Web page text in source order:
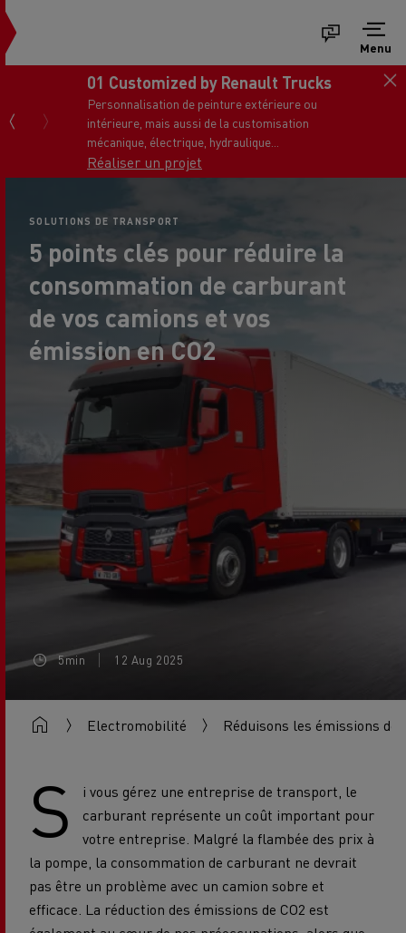
Menu
01 Customized by Renault Trucks
Personnalisation de peinture extérieure ou
intérieure, mais aussi de la customisation
mécanique, électrique, hydraulique...
Réaliser un projet
SOLUTIONS DE TRANSPORT
5 points clés pour réduire la
consommation de carburant
de vos camions et vos
émission en CO2
5min 12 Aug 2025
Electromobilité Réduisons les émissions de
S
i vous gérez une entreprise de transport, le
carburant représente un coût important pour
votre entreprise. Malgré la flambée des prix à
la pompe, la consommation de carburant ne devrait
pas être un problème avec un camion sobre et
efficace. La réduction des émissions de CO2 est